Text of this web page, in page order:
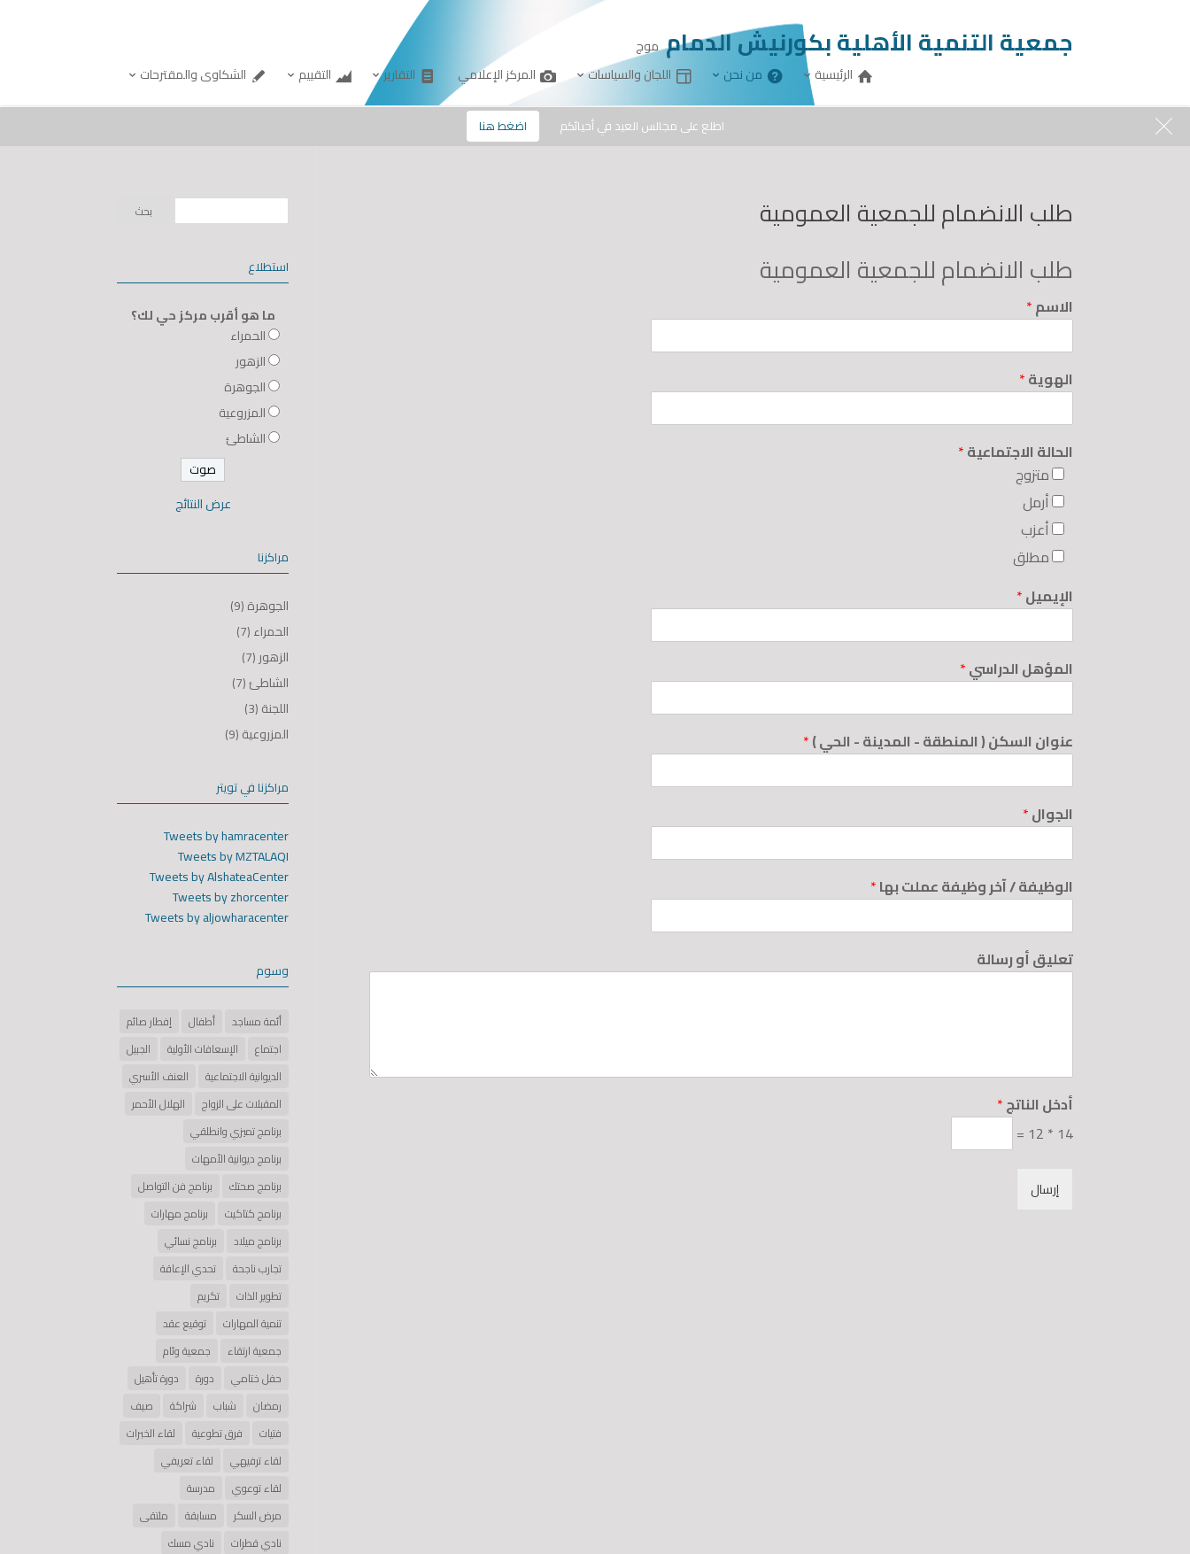
جمعية التنمية الأهلية بكورنيش الدمام موج
الرئيسية
من نحن اللجان والسياسات المركز الإعلامي التقارير التقييم الشكاوى والمقترحات
اطلع على مجالس العيد في أحيائكم اضغط هنا
طلب الانضمام للجمعية العمومية
طلب الانضمام للجمعية العمومية
الاسم*
الهوية*
الحالة الاجتماعية*
متزوج
أرمل
أعزب
مطلق
الإيميل*
المؤهل الدراسي*
عنوان السكن ( المنطقة - المدينة - الحي )*
الجوال*
الوظيفة / آخر وظيفة عملت بها*
تعليق أو رسالة
أدخل الناتج*
14
*
12
=
إرسال
استطلاع
ما هو أقرب مركز حي لك؟
الحمراء
الزهور
الجوهرة
المزروعية
الشاطئ
عرض النتائج
مراكزنا
الجوهرة(9)
الحمراء(7)
الزهور(7)
الشاطئ(7)
اللجنة(3)
المزروعية(9)
مراكزنا في تويتر
Tweets by hamracenter
Tweets by MZTALAQI
Tweets by AlshateaCenter
Tweets by zhorcenter
Tweets by aljowharacenter
وسوم
أئمة مساجد أطفال
إفطار صائم
اجتماع
الإسعافات الأولية
الجبيل
الديوانية الاجتماعية
العنف الأسري
المقبلات على الزواج
الهلال الأحمر
برنامج تميزي وانطلقي
برنامج ديوانية الأمهات
برنامج صحتك
برنامج فن التواصل
برنامج كتاكيت
برنامج مهارات
برنامج ميلاد
برنامج نسائي
تجارب ناجحة
تحدي الإعاقة
تطوير الذات
تكريم
تنمية المهارات
توقيع عقد
جمعية ارتقاء
جمعية وئام
حفل ختامي
دورة
دورة تأهيل
رمضان
شباب شراكة
صيف
فتيات
فرق تطوعية
لقاء الخبرات
لقاء ترفيهي
لقاء تعريفي
لقاء توعوي
مدرسة
مرض السكر
مسابقة
ملتقى
نادي قطرات
نادي مسك